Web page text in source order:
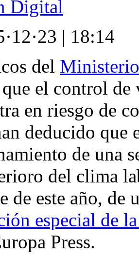
Digital
| 18:14
del
el control
en riesgo de
deducido que
de una
del clima
de este año, de
especial de
Press.